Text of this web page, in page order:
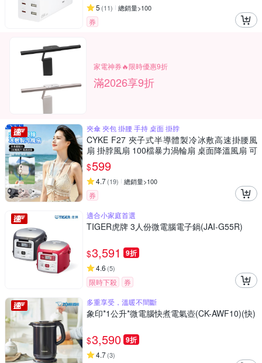
5 (11) 總銷量>100
券
家電神券🔥限時優惠9折
滿2026享9折
夾傘 夾包 掛腰 手持 桌面 掛脖
CYKE F27 夾子式半導體製冷冰敷高速掛腰風
扇 掛脖風扇 100檔暴力渦輪扇 桌面降溫風扇 可
掛/可夾/可立
$599
4.7(19) 總銷量>100
券
適合小家庭首選
TIGER虎牌 3人份微電腦電子鍋(JAI-G55R)
$3,591 9折
4.6 (5)
限時下殺
券
多重享受，溫暖不間斷
象印*1公升*微電腦快煮電氣壺(CK-AWF10)(快)
$3,590 9折
4.7(3)